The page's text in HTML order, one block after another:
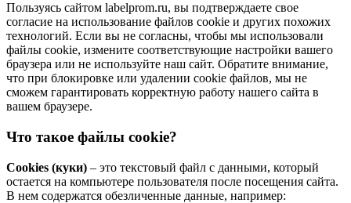
Пользуясь сайтом labelprom.ru, вы подтверждаете свое
согласие на использование файлов cookie и других похожих
технологий. Если вы не согласны, чтобы мы использовали
файлы cookie, измените соответствующие настройки вашего
браузера или не используйте наш сайт. Обратите внимание,
что при блокировке или удалении cookie файлов, мы не
сможем гарантировать корректную работу нашего сайта в
вашем браузере.
Что такое файлы cookie?
Cookies (куки) – это текстовый файл с данными, который
остается на компьютере пользователя после посещения сайта.
В нем содержатся обезличенные данные, например: